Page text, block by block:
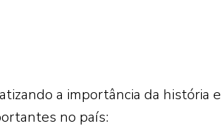
a importância da história e
no país: